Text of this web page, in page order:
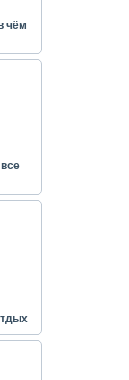
чём